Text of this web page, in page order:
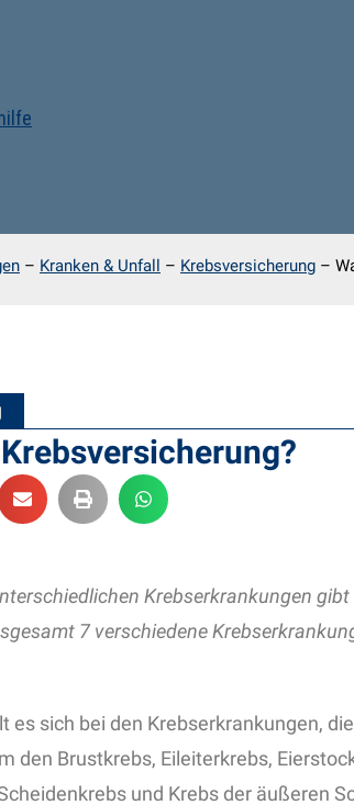
– Kranken & Unfall – Krebsversicherung –
Krebserkrankungen gibt
7 verschiedene
es sich bei den Krebserkrankungen,
den Brustkrebs, Eileiterkrebs,
und Krebs der äußeren